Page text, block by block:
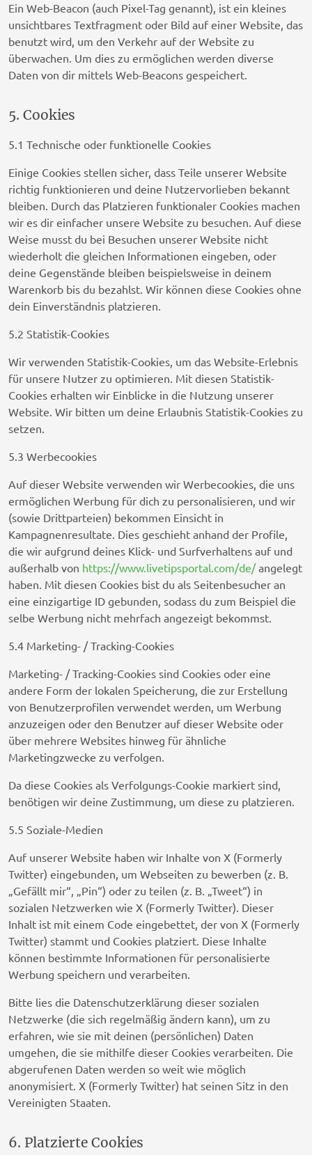
Ein Web-Beacon (auch Pixel-Tag genannt), ist ein kleines
unsichtbares Textfragment oder Bild auf einer Website, das
benutzt wird, um den Verkehr auf der Website zu
überwachen. Um dies zu ermöglichen werden diverse
Daten von dir mittels Web-Beacons gespeichert.
5. Cookies
5.1 Technische oder funktionelle Cookies
Einige Cookies stellen sicher, dass Teile unserer Website
richtig funktionieren und deine Nutzervorlieben bekannt
bleiben. Durch das Platzieren funktionaler Cookies machen
wir es dir einfacher unsere Website zu besuchen. Auf diese
Weise musst du bei Besuchen unserer Website nicht
wiederholt die gleichen Informationen eingeben, oder
deine Gegenstände bleiben beispielsweise in deinem
Warenkorb bis du bezahlst. Wir können diese Cookies ohne
dein Einverständnis platzieren.
5.2 Statistik-Cookies
Wir verwenden Statistik-Cookies, um das Website-Erlebnis
für unsere Nutzer zu optimieren. Mit diesen Statistik-
Cookies erhalten wir Einblicke in die Nutzung unserer
Website. Wir bitten um deine Erlaubnis Statistik-Cookies zu
setzen.
5.3 Werbecookies
Auf dieser Website verwenden wir Werbecookies, die uns
ermöglichen Werbung für dich zu personalisieren, und wir
(sowie Drittparteien) bekommen Einsicht in
Kampagnenresultate. Dies geschieht anhand der Profile,
die wir aufgrund deines Klick- und Surfverhaltens auf und
außerhalb von https://www.livetipsportal.com/de/angelegt
haben. Mit diesen Cookies bist du als Seitenbesucher an
eine einzigartige ID gebunden, sodass du zum Beispiel die
selbe Werbung nicht mehrfach angezeigt bekommst.
5.4 Marketing- / Tracking-Cookies
Marketing- / Tracking-Cookies sind Cookies oder eine
andere Form der lokalen Speicherung, die zur Erstellung
von Benutzerprofilen verwendet werden, um Werbung
anzuzeigen oder den Benutzer auf dieser Website oder
über mehrere Websites hinweg für ähnliche
Marketingzwecke zu verfolgen.
Da diese Cookies als Verfolgungs-Cookie markiert sind,
benötigen wir deine Zustimmung, um diese zu platzieren.
5.5 Soziale-Medien
Auf unserer Website haben wir Inhalte von X (Formerly
Twitter) eingebunden, um Webseiten zu bewerben (z. B.
„Gefällt mir“, „Pin“) oder zu teilen (z. B. „Tweet“) in
sozialen Netzwerken wie X (Formerly Twitter). Dieser
Inhalt ist mit einem Code eingebettet, der von X (Formerly
Twitter) stammt und Cookies platziert. Diese Inhalte
können bestimmte Informationen für personalisierte
Werbung speichern und verarbeiten.
Bitte lies die Datenschutzerklärung dieser sozialen
Netzwerke (die sich regelmäßig ändern kann), um zu
erfahren, wie sie mit deinen (persönlichen) Daten
umgehen, die sie mithilfe dieser Cookies verarbeiten. Die
abgerufenen Daten werden so weit wie möglich
anonymisiert. X (Formerly Twitter) hat seinen Sitz in den
Vereinigten Staaten.
6. Platzierte Cookies